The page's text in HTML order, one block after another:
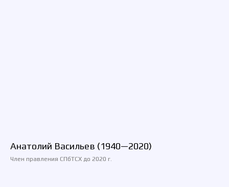
Анатолий Васильев (1940—2020)
Член правления СПбТСХ до 2020 г.